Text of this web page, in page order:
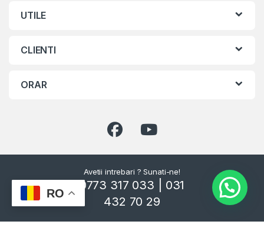
UTILE
CLIENTI
ORAR
Avetii intrebari ? Sunati-ne!
0773 317 033 | 031
432 70 29
RO